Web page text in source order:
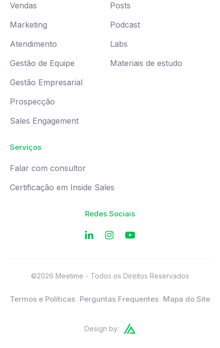
Vendas
Marketing
Atendimento
Gestão de Equipe
Gestão Empresarial
Prospecção
Sales Engagement
Posts
Podcast
Labs
Materiais de estudo
Serviços
Falar com consultor
Certificação em Inside Sales
Redes Sociais
©2026 Meetime - Todos os Direitos Reservados
Termos e Políticas Perguntas Frequentes Mapa do Site
Design by: